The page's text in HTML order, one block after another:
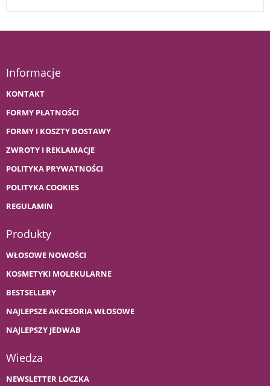
Informacje
KONTAKT
FORMY PŁATNOŚCI
FORMY I KOSZTY DOSTAWY
ZWROTY I REKLAMACJE
POLITYKA PRYWATNOŚCI
POLITYKA COOKIES
REGULAMIN
Produkty
WŁOSOWE NOWOŚCI
KOSMETYKI MOLEKULARNE
BESTSELLERY
NAJLEPSZE AKCESORIA WŁOSOWE
NAJLEPSZY JEDWAB
Wiedza
NEWSLETTER LOCZKA